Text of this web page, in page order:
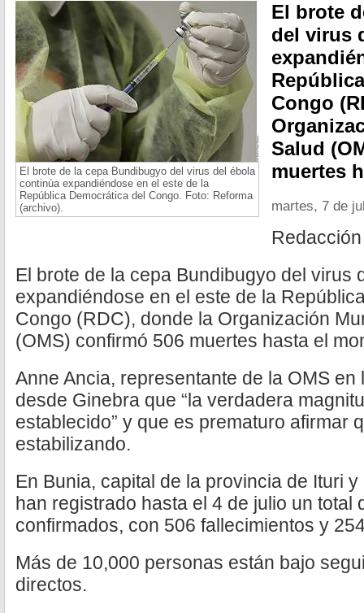
El brote de la cepa Bundibugyo del virus del ébola
continúa expandiéndose en el este de la
República Democrática del Congo. Foto: Reforma
(archivo).
El brote
del virus
Congo
Salud
muertes
martes, 7 de
Redacción
El brote de la cepa Bundibugyo del virus
expandiéndose en el este de la
Congo (RDC), donde la Organización
(OMS) confirmó 506 muertes hasta el
Anne Ancia, representante de la OMS en
desde Ginebra que “la verdadera
establecido” y que es prematuro afirmar
estabilizando.
En Bunia, capital de la provincia de Ituri
han registrado hasta el 4 de julio un total
confirmados, con 506 fallecimientos y
Más de 10,000 personas están bajo
directos.